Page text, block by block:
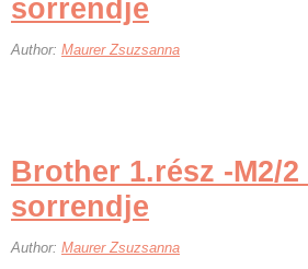
sorrendje
Author: Maurer Zsuzsanna
Brother 1.rész -M2/2
sorrendje
Author: Maurer Zsuzsanna